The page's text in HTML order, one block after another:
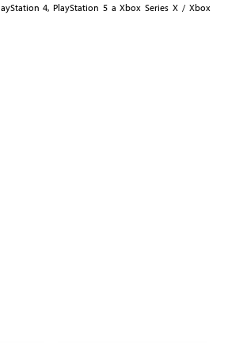
4, PlayStation 5 a Xbox Series X / Xbox